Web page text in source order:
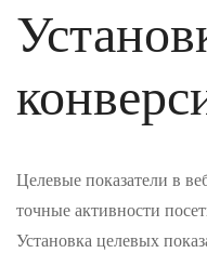
Целевые показатели в
точные активности
Установка целевых